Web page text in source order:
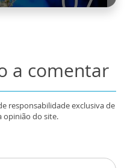
a comentar
responsabilidade exclusiva de
opinião do site.